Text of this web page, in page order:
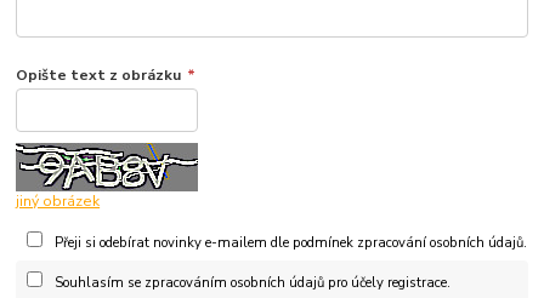
Opište text z obrázku *
jiný obrázek
Přeji si odebírat novinky e-mailem dle podmínek zpracování osobních údajů.
Souhlasím se zpracováním osobních údajůpro účely registrace.